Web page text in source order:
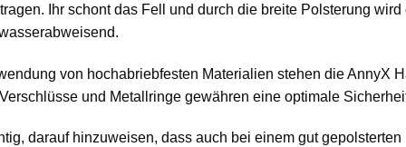
Ihr schont das Fell und durch die breite Polsterung
von hochabriebfesten Materialien stehen die AnnyX
und Metallringe gewähren eine optimale
darauf hinzuweisen, dass auch bei einem gut